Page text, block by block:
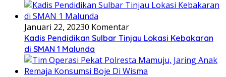
Januari 22, 20230 Komentar
Kadis Pendidikan Sulbar Tinjau Lokasi Kebakaran
di SMAN 1 Malunda